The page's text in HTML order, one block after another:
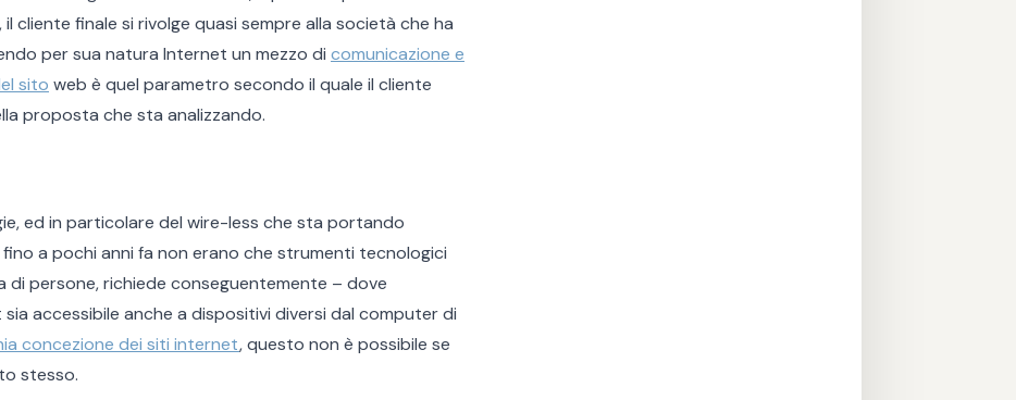
cliente finale si rivolge quasi sempre alla società che ha
per sua natura Internet un mezzo di comunicazione e
sito web è quel parametro secondo il quale il cliente
proposta che sta analizzando.
ed in particolare del wire-less che sta portando
a pochi anni fa non erano che strumenti tecnologici
persone, richiede conseguentemente – dove
accessibile anche a dispositivi diversi dal computer di
concezione dei siti internet, questo non è possibile se
stesso.